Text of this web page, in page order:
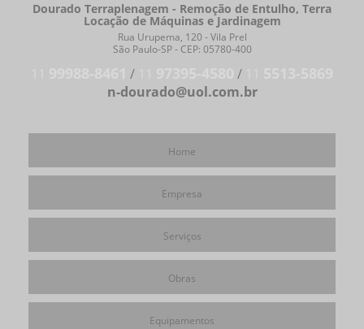
Dourado Terraplenagem - Remoção de Entulho, Terra
Locação de Máquinas e Jardinagem
Rua Urupema, 120 - Vila Prel
São Paulo-SP - CEP: 05780-400
/ /
n-dourado@uol.com.br
Home
Empresa
Serviços
Obras
Equipamentos